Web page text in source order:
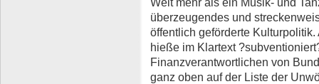
überzeugendes und
öffentlich geförderte
hieße im Klartext
Finanzverantwortlichen von
ganz oben auf der Liste der